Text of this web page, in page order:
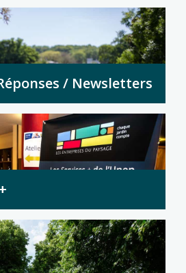
/ Newsletters